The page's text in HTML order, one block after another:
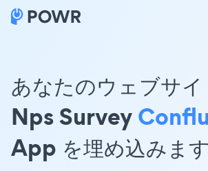
あなたのウェブサ
Nps Survey
App を埋め込みます